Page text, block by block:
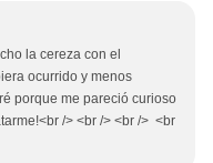
la cereza con el
ocurrido y menos
porque me pareció curioso
/> <br /> <br /> <br